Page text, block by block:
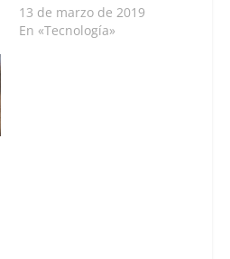
13 de marzo de 2019
En «Tecnología»